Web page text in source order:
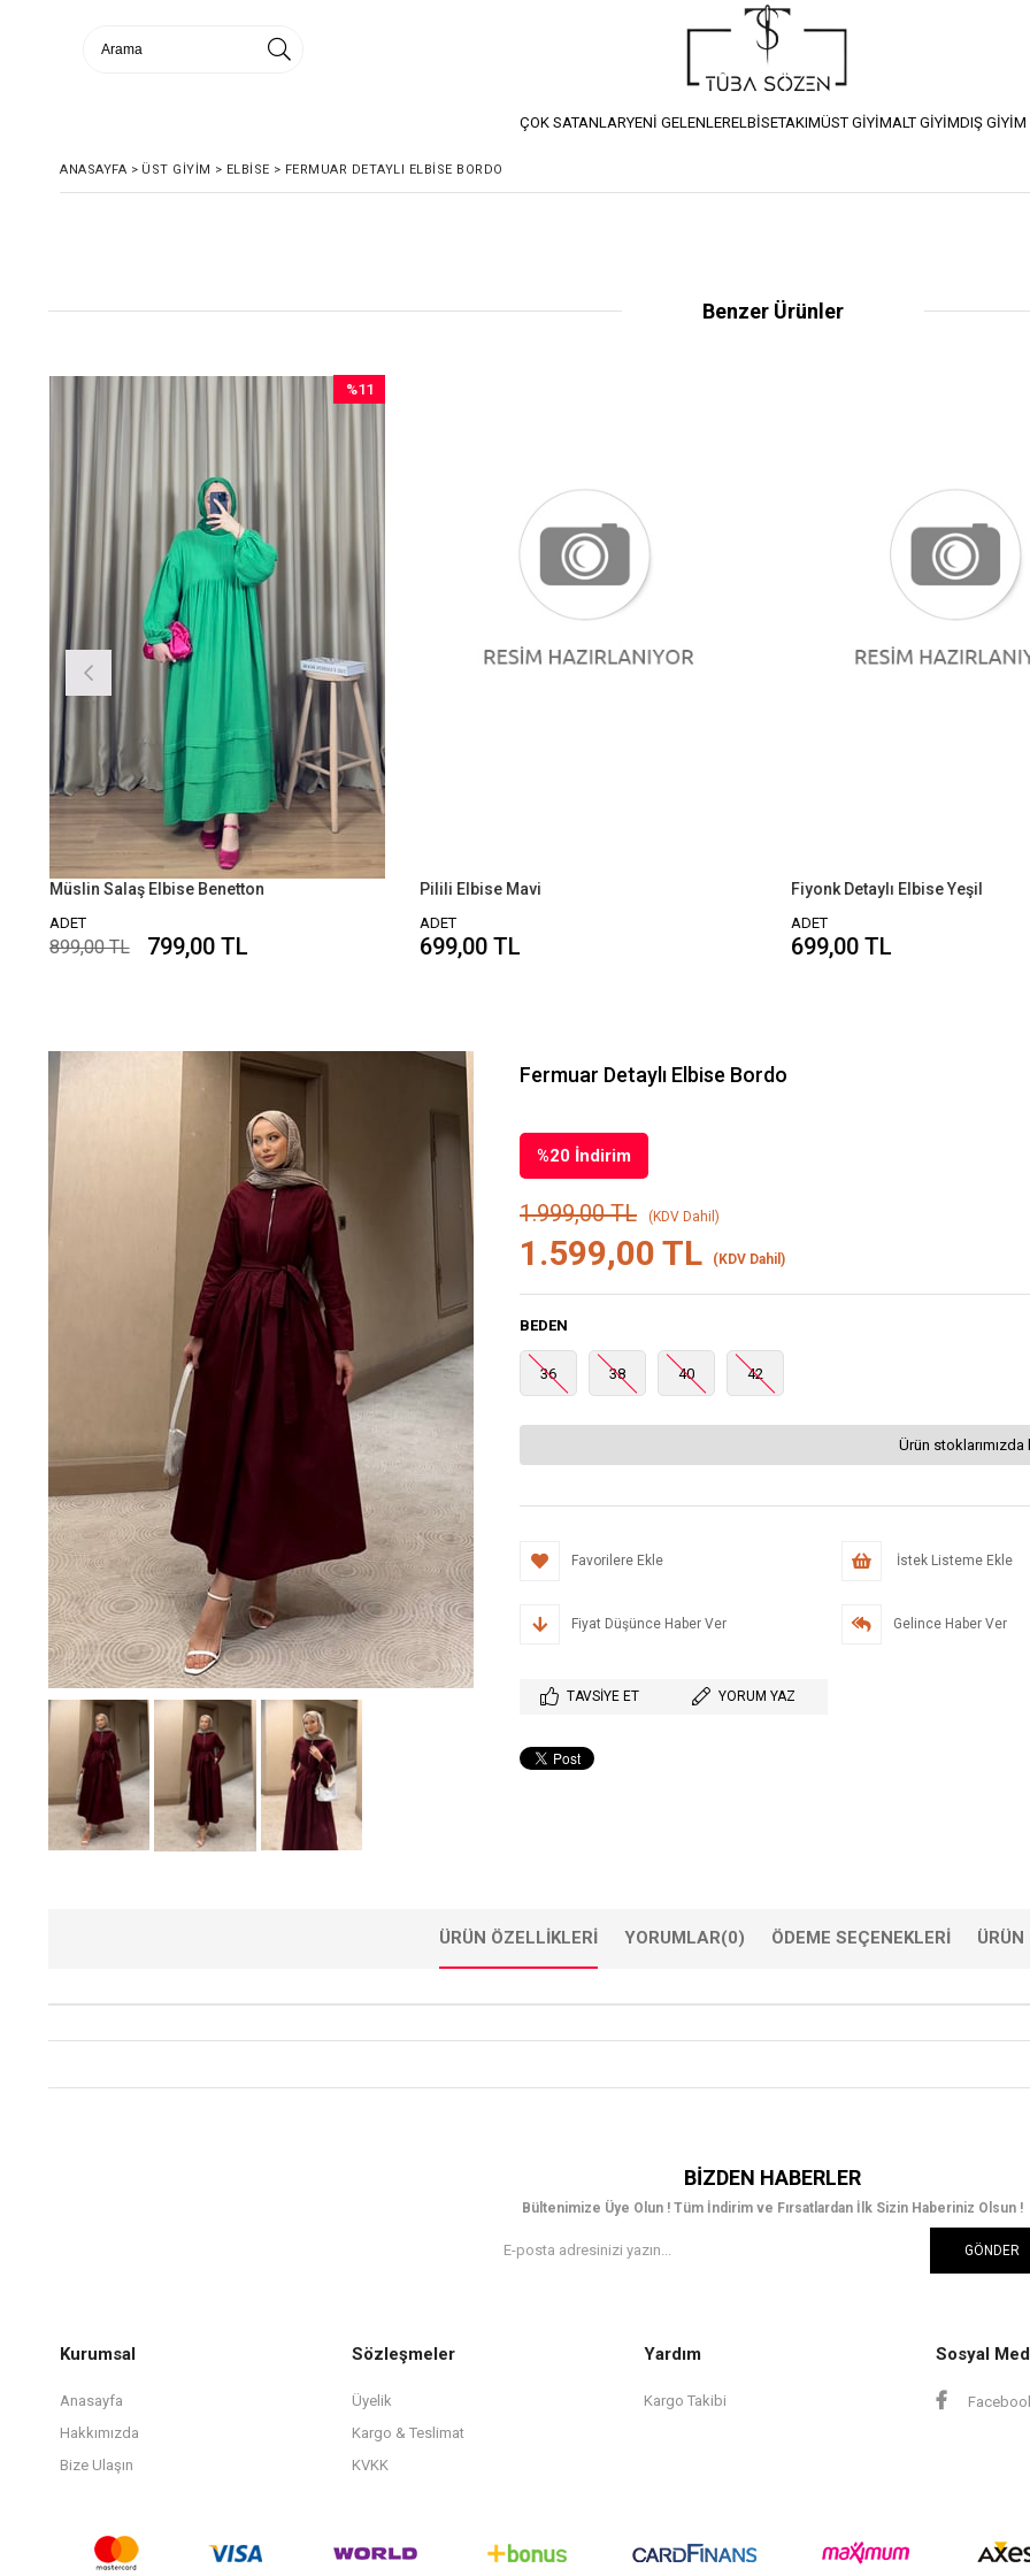
ÇOK SATANLARYENİ GELENLERELBİSETAKIMÜST GİYİMALT GİYİMDIŞ GİYİM
ANASAYFA > ÜST GİYİM > ELBİSE > FERMUAR DETAYLI ELBISE BORDO
Benzer Ürünler
Müslin Salaş Elbise Benetton
ADET
799,00 TL
899,00 TL
%11
Pilili Elbise Mavi
ADET
699,00 TL
Fiyonk Detaylı Elbise Yeşil
ADET
699,00 TL
Fermuar Detaylı Elbise Bordo
%20 İndirim
1.999,00 TL (KDV Dahil)
1.599,00 TL (KDV Dahil)
BEDEN
36 38 40 42
Ürün stoklarımızda
Favorilere Ekle İstek Listeme Ekle
Fiyat Düşünce Haber Ver Gelince Haber Ver
TAVSIYE ET YORUM YAZ
ÜRÜN ÖZELLIKLERI YORUMLAR(0) ÖDEME SEÇENEKLERI ÜRÜN
BIZDEN HABERLER
Bültenimize Üye Olun ! Tüm İndirim ve Fırsatlardan İlk Sizin Haberiniz Olsun !
GÖNDER
Kurumsal
Anasayfa
Hakkımızda
Bize Ulaşın
Sözleşmeler
Üyelik
Kargo & Teslimat
KVKK
Yardım
Kargo Takibi
Sosyal